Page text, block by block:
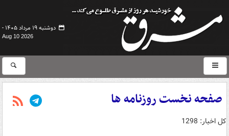
دوشنبه ۱۹ مرداد ۱۴۰۵ -
Aug 10 2026
صفحه نخست روزنامه ها
کل اخبار: 1298